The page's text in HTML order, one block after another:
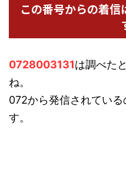
この番号からの着
0728003131は調べた
ね。
072から発信されてい
す。